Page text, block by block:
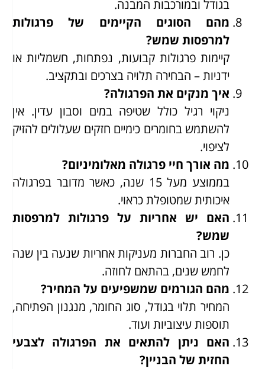
בגודל ובמורכבות המבנה.
מהם הסוגים הקיימים של פרגולות
למרפסות שמש?
קיימות פרגולות קבועות, נפתחות, חשמליות או
ידניות – הבחירה תלויה בצרכים ובתקציב.
איך מנקים את הפרגולה?
ניקוי רגיל כולל שטיפה במים וסבון עדין. אין
להשתמש בחומרים כימיים חזקים שעלולים להזיק
לציפוי.
מה אורך חיי פרגולה מאלומיניום?
בממוצע מעל 15 שנה, כאשר מדובר בפרגולה
איכותית שמטופלת כראוי.
האם יש אחריות על פרגולות למרפסות
שמש?
כן. רוב החברות מעניקות אחריות שנעה בין שנה
לחמש שנים, בהתאם לחוזה.
מהם הגורמים שמשפיעים על המחיר?
המחיר תלוי בגודל, סוג החומר, מנגנון הפתיחה,
תוספות עיצוביות ועוד.
האם ניתן להתאים את הפרגולה לצבעי
החזית של הבניין?